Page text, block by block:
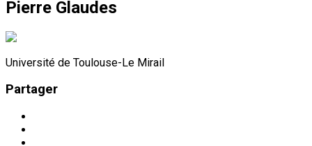
Pierre Glaudes
Université de Toulouse-Le Mirail
Partager